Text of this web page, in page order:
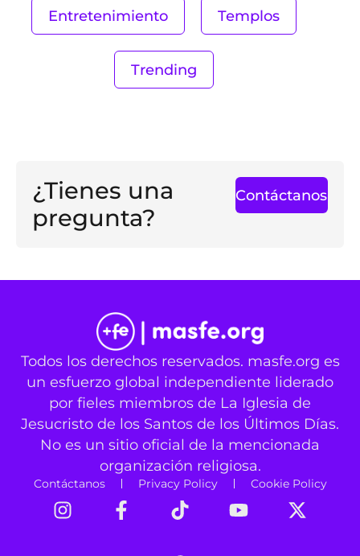
Entretenimiento Templos
Trending
¿Tienes una
pregunta?
Contáctanos
Todos los derechos reservados. masfe.org es
un esfuerzo global independiente liderado
por fieles miembros de La Iglesia de
Jesucristo de los Santos de los Últimos Días.
No es un sitio oficial de la mencionada
organización religiosa.
Contáctanos Privacy Policy Cookie Policy